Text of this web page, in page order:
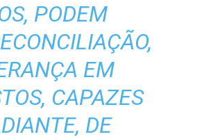
PODEM
EM
CAPAZES
DE